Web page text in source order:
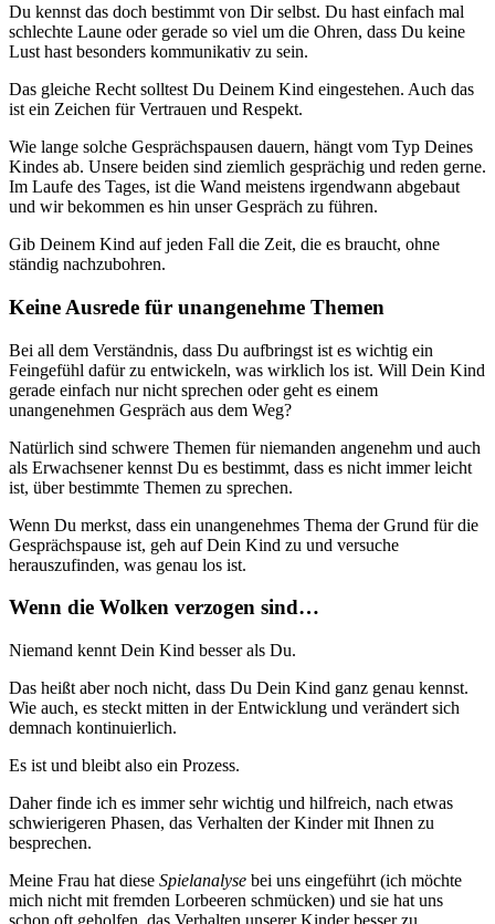
Du kennst das doch bestimmt von Dir selbst. Du hast einfach mal
schlechte Laune oder gerade so viel um die Ohren, dass Du keine
Lust hast besonders kommunikativ zu sein.
Das gleiche Recht solltest Du Deinem Kind eingestehen. Auch das
ist ein Zeichen für Vertrauen und Respekt.
Wie lange solche Gesprächspausen dauern, hängt vom Typ Deines
Kindes ab. Unsere beiden sind ziemlich gesprächig und reden gerne.
Im Laufe des Tages, ist die Wand meistens irgendwann abgebaut
und wir bekommen es hin unser Gespräch zu führen.
Gib Deinem Kind auf jeden Fall die Zeit, die es braucht, ohne
ständig nachzubohren.
Keine Ausrede für unangenehme Themen
Bei all dem Verständnis, dass Du aufbringst ist es wichtig ein
Feingefühl dafür zu entwickeln, was wirklich los ist. Will Dein Kind
gerade einfach nur nicht sprechen oder geht es einem
unangenehmen Gespräch aus dem Weg?
Natürlich sind schwere Themen für niemanden angenehm und auch
als Erwachsener kennst Du es bestimmt, dass es nicht immer leicht
ist, über bestimmte Themen zu sprechen.
Wenn Du merkst, dass ein unangenehmes Thema der Grund für die
Gesprächspause ist, geh auf Dein Kind zu und versuche
herauszufinden, was genau los ist.
Wenn die Wolken verzogen sind…
Niemand kennt Dein Kind besser als Du.
Das heißt aber noch nicht, dass Du Dein Kind ganz genau kennst.
Wie auch, es steckt mitten in der Entwicklung und verändert sich
demnach kontinuierlich.
Es ist und bleibt also ein Prozess.
Daher finde ich es immer sehr wichtig und hilfreich, nach etwas
schwierigeren Phasen, das Verhalten der Kinder mit Ihnen zu
besprechen.
Meine Frau hat diese Spielanalyse bei uns eingeführt (ich möchte
mich nicht mit fremden Lorbeeren schmücken) und sie hat uns
schon oft geholfen, das Verhalten unserer Kinder besser zu